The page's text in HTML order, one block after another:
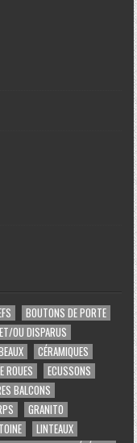
BOUTONS DE PORTE
OU DISPARUS
CÉRAMIQUES
ROUES
ECUSSONS
BALCONS
GRANITO
LINTEAUX